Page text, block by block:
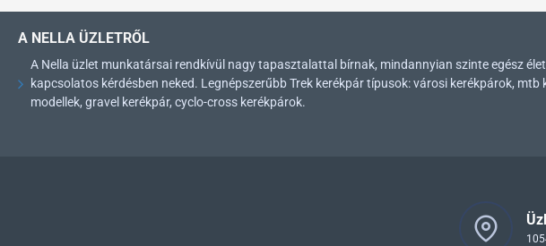
A NELLA ÜZLETRŐL
A Nella üzlet munkatársai rendkívül nagy tapasztalattal bírnak, mindannyian szinte egész
kapcsolatos kérdésben neked. Legnépszerűbb Trek kerékpár típusok: városi kerékpárok,
modellek, gravel kerékpár, cyclo-cross kerékpárok.